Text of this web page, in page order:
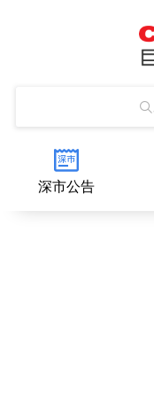
深市公告